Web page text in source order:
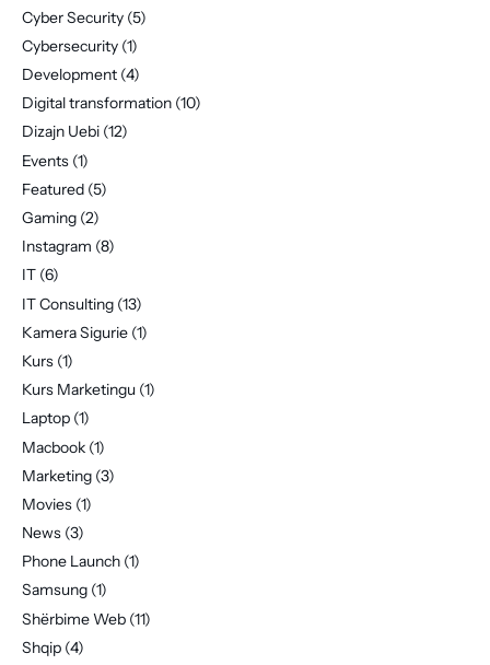
Cyber Security (5)
Cybersecurity (1)
Development (4)
Digital transformation (10)
Dizajn Uebi (12)
Events (1)
Featured (5)
Gaming (2)
Instagram (8)
IT (6)
IT Consulting (13)
Kamera Sigurie (1)
Kurs (1)
Kurs Marketingu (1)
Laptop (1)
Macbook (1)
Marketing (3)
Movies (1)
News (3)
Phone Launch (1)
Samsung (1)
Shërbime Web (11)
Shqip (4)